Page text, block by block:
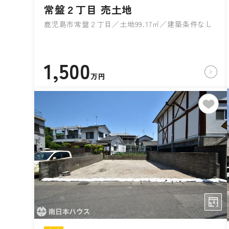
常盤２丁目 売土地
鹿児島市常盤２丁目／土地99.17㎡／建築条件なし
1,500万円